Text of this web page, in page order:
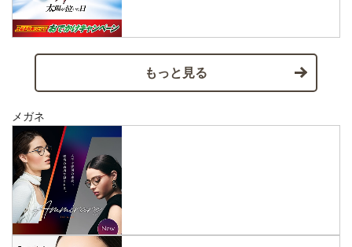
もっと見る
メガネ